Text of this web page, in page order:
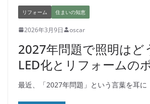
リフォーム 住まいの知恵
2026年3月9日 oscar
2027年問題で照明はど
LED化とリフォームの
最近、「2027年問題」という言葉を耳に